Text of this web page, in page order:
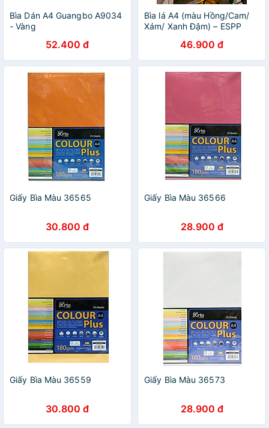
Bìa Dán A4 Guangbo A9034
- Vàng
52.400 đ
Bìa lá A4 (màu Hồng/Cam/
Xám/ Xanh Đậm) – ESPP
46.900 đ
Giấy Bìa Màu 36565
30.800 đ
Giấy Bìa Màu 36566
28.900 đ
Giấy Bìa Màu 36559
30.800 đ
Giấy Bìa Màu 36573
28.900 đ